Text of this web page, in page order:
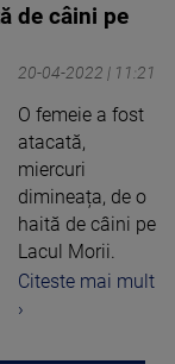
de câini pe
20-04-2022 | 11:21
O femeie a fost
atacată,
miercuri
dimineața, de o
haită de câini pe
Lacul Morii.
Citeste mai mult
›